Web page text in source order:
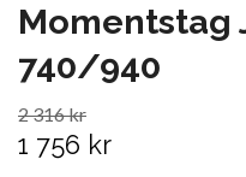
Momentstag
740/940
2 316 kr
1 756 kr